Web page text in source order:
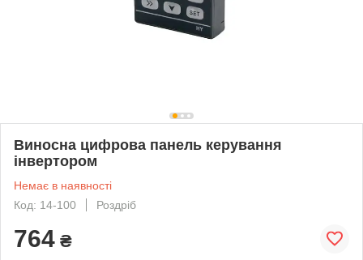
Виносна цифрова панель керування
інвертором
Немає в наявності
Код: 14-100
Роздріб
764 ₴